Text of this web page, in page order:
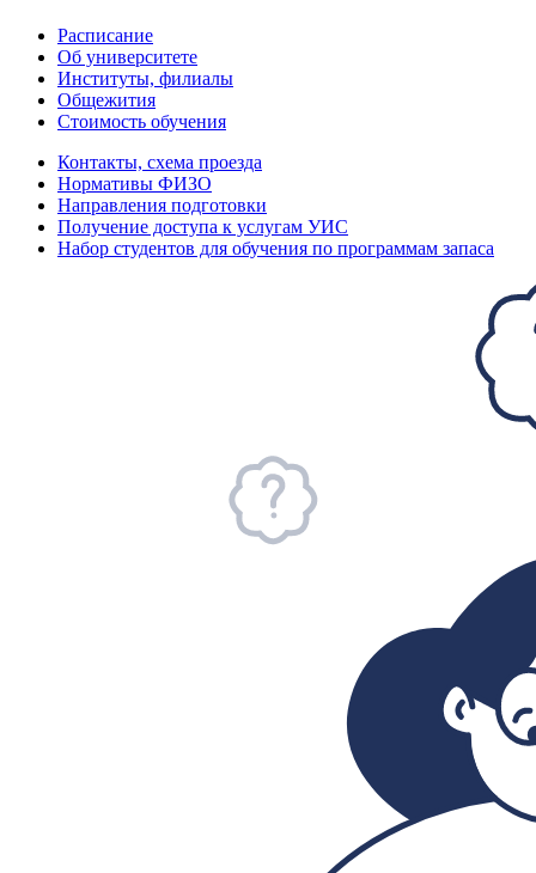
Расписание
Об университете
Институты, филиалы
Общежития
Стоимость обучения
Контакты, схема проезда
Нормативы ФИЗО
Направления подготовки
Получение доступа к услугам УИС
Набор студентов для обучения по программам запаса